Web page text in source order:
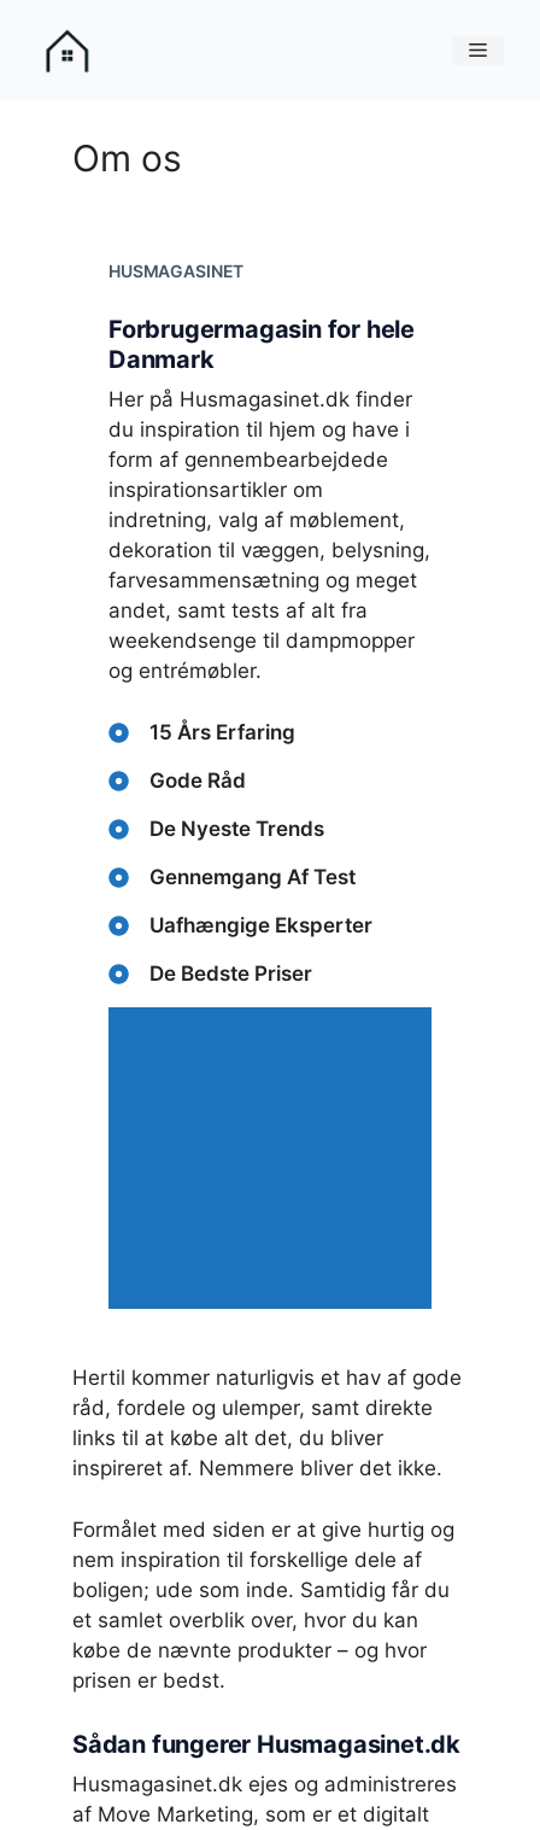
indhold
Menu
Om os
HUSMAGASINET
Forbrugermagasin for hele
Danmark
Her på Husmagasinet.dk finder
du inspiration til hjem og have i
form af gennembearbejdede
inspirationsartikler om
indretning, valg af møblement,
dekoration til væggen, belysning,
farvesammensætning og meget
andet, samt tests af alt fra
weekendsenge til dampmopper
og entrémøbler.
15 Års Erfaring
Gode Råd
De Nyeste Trends
Gennemgang Af Test
Uafhængige Eksperter
De Bedste Priser
Hertil kommer naturligvis et hav af gode
råd, fordele og ulemper, samt direkte
links til at købe alt det, du bliver
inspireret af. Nemmere bliver det ikke.
Formålet med siden er at give hurtig og
nem inspiration til forskellige dele af
boligen; ude som inde. Samtidig får du
et samlet overblik over, hvor du kan
købe de nævnte produkter – og hvor
prisen er bedst.
Sådan fungerer Husmagasinet.dk
Husmagasinet.dk ejes og administreres
af Move Marketing, som er et digitalt